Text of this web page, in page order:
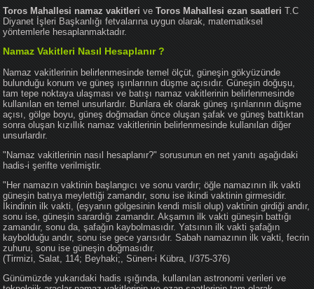
Toros Mahallesi namaz vakitleri veToros Mahallesi ezan saatleri T.C
Diyanet İşleri Başkanlığı fetvalarına uygun olarak, matematiksel
yöntemlerle hesaplanmaktadır.
Namaz Vakitleri Nasıl Hesaplanır ?
Namaz vakitlerinin belirlenmesinde temel ölçüt, güneşin gökyüzünde
bulunduğu konum ve güneş ışınlarının düşme açısıdır. Güneşin doğuşu,
tam tepe noktaya ulaşması ve batışı namaz vakitlerinin belirlenmesinde
kullanılan en temel unsurlardır. Bunlara ek olarak güneş ışınlarının düşme
açısı, gölge boyu, güneş doğmadan önce oluşan şafak ve güneş battıktan
sonra oluşan kızıllık namaz vakitlerinin belirlenmesinde kullanılan diğer
unsurlardır.
"Namaz vakitlerinin nasıl hesaplanır?" sorusunun en net yanıtı aşağıdaki
hadis-i şerifte verilmiştir.
"Her namazın vaktinin başlangıcı ve sonu vardır; öğle namazının ilk vakti
güneşin batıya meylettiği zamandır, sonu ise ikindi vaktinin girmesidir.
İkindinin ilk vakti, (eşyanın gölgesinin kendi misli olup) vaktinin girdiği andır,
sonu ise, güneşin sarardığı zamandır. Akşamın ilk vakti güneşin battığı
zamandır, sonu da, şafağın kaybolmasıdır. Yatsının ilk vakti şafağın
kaybolduğu andır, sonu ise gece yarısıdır. Sabah namazının ilk vakti, fecrin
zuhuru, sonu ise güneşin doğmasıdır.
(Tirmizi, Salat, 114; Beyhaki;, Sünen-i Kübra, I/375-376)
Günümüzde yukarıdaki hadis ışığında, kullanılan astronomi verileri ve